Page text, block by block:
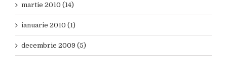
martie 2010 (14)
ianuarie 2010 (1)
decembrie 2009 (5)